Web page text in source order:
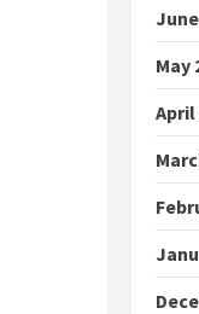
May
April